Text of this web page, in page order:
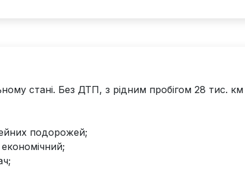
стані. Без ДТП, з рідним пробігом 28 тис.
подорожей;